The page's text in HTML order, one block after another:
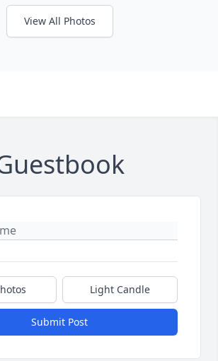
View All Photos
Light Candle
Submit Post